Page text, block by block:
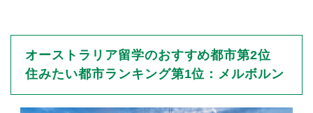
オーストラリア留学のおすすめ都市第2位
住みたい都市ランキング第1位：メルボルン